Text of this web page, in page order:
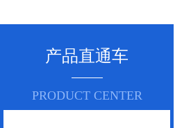
产品直通车
PRODUCT CENTER